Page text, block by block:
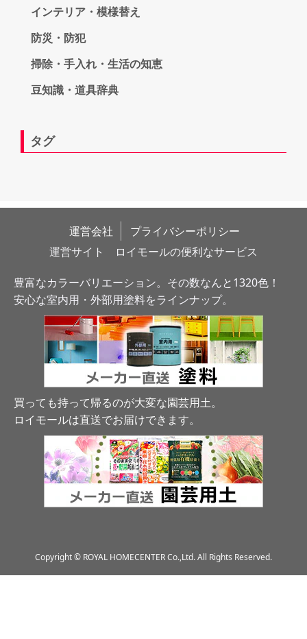
インテリア・模様替え
防災・防犯
掃除・手入れ・生活の知恵
豆知識・道具辞典
タグ
運営会社
プライバシーポリシー
運営サイト　ロイモールの便利なサービス
豊富なカラーバリエーション。その数なんと1320色！
安心な室内用・外部用塗料をラインナップ。
買っても持って帰るのが大変な園芸用土。
ロイモールは直送でお届けできます。
Copyright © ROYAL HOMECENTER Co.,Ltd. All Rights Reserved.